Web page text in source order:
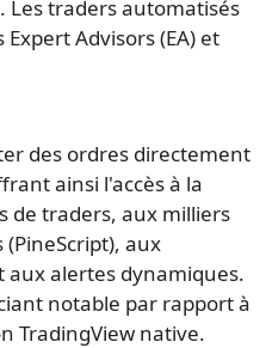
Les traders automatisés
Advisors (EA) et
des ordres directement
ainsi l'accès à la
de traders, aux milliers
aux
aux alertes dynamiques.
notable par rapport à
TradingView native.